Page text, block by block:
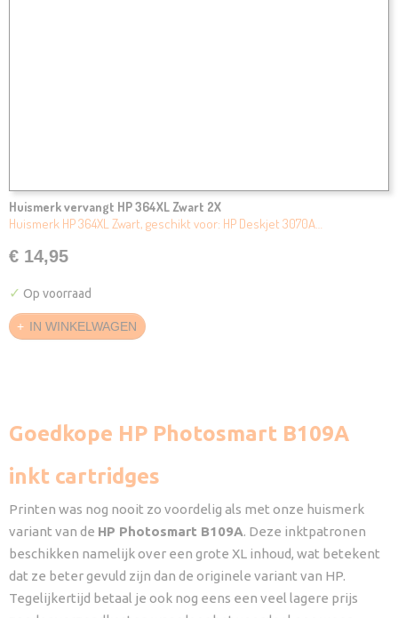
Huismerk vervangt HP 364XL Zwart 2X
Huismerk HP 364XL Zwart, geschikt voor: HP Deskjet 3070A…
€ 14,95
✓ Op voorraad
IN WINKELWAGEN
Goedkope HP Photosmart B109A
inkt cartridges
Printen was nog nooit zo voordelig als met onze huismerk
variant van de HP Photosmart B109A. Deze inktpatronen
beschikken namelijk over een grote XL inhoud, wat betekent
dat ze beter gevuld zijn dan de originele variant van HP.
Tegelijkertijd betaal je ook nog eens een veel lagere prijs